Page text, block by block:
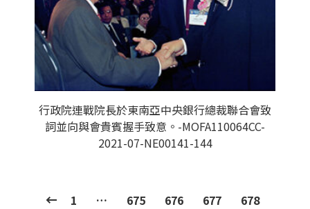
行政院連戰院長於東南亞中央銀行總裁聯合會致
詞並向與會貴賓握手致意。-MOFA110064CC-
2021-07-NE00141-144
1 … 675 676 677
678